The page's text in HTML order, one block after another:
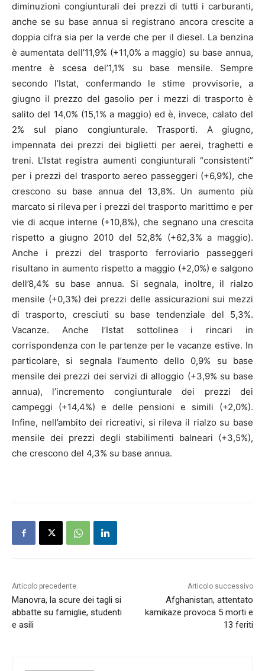
diminuzioni congiunturali dei prezzi di tutti i carburanti,
anche se su base annua si registrano ancora crescite a
doppia cifra sia per la verde che per il diesel. La benzina
è aumentata dell’11,9% (+11,0% a maggio) su base annua,
mentre è scesa del’1,1% su base mensile. Sempre
secondo l’Istat, confermando le stime provvisorie, a
giugno il prezzo del gasolio per i mezzi di trasporto è
salito del 14,0% (15,1% a maggio) ed è, invece, calato del
2% sul piano congiunturale. Trasporti. A giugno,
impennata dei prezzi dei biglietti per aerei, traghetti e
treni. L’Istat registra aumenti congiunturali “consistenti”
per i prezzi del trasporto aereo passeggeri (+6,9%), che
crescono su base annua del 13,8%. Un aumento più
marcato si rileva per i prezzi del trasporto marittimo e per
vie di acque interne (+10,8%), che segnano una crescita
rispetto a giugno 2010 del 52,8% (+62,3% a maggio).
Anche i prezzi del trasporto ferroviario passeggeri
risultano in aumento rispetto a maggio (+2,0%) e salgono
dell’8,4% su base annua. Si segnala, inoltre, il rialzo
mensile (+0,3%) dei prezzi delle assicurazioni sui mezzi
di trasporto, cresciuti su base tendenziale del 5,3%.
Vacanze. Anche l’Istat sottolinea i rincari in
corrispondenza con le partenze per le vacanze estive. In
particolare, si segnala l’aumento dello 0,9% su base
mensile dei prezzi dei servizi di alloggio (+3,9% su base
annua), l’incremento congiunturale dei prezzi dei
campeggi (+14,4%) e delle pensioni e simili (+2,0%).
Infine, nell’ambito dei ricreativi, si rileva il rialzo su base
mensile dei prezzi degli stabilimenti balneari (+3,5%),
che crescono del 4,3% su base annua.
Articolo precedente
Manovra, la scure dei tagli si
abbatte su famiglie, studenti
e asili
Articolo successivo
Afghanistan, attentato
kamikaze provoca 5 morti e
13 feriti